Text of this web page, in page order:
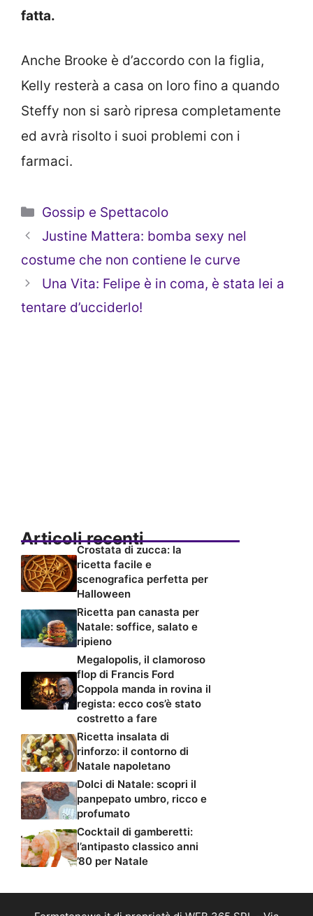
fatta.
Anche Brooke è d’accordo con la figlia,
Kelly resterà a casa on loro fino a quando
Steffy non si sarò ripresa completamente
ed avrà risolto i suoi problemi con i
farmaci.
Categorie
Gossip e Spettacolo
Justine Mattera: bomba sexy nel
costume che non contiene le curve
Una Vita: Felipe è in coma, è stata lei a
tentare d’ucciderlo!
Articoli recenti
Crostata di zucca: la
ricetta facile e
scenografica perfetta per
Halloween
Ricetta pan canasta per
Natale: soffice, salato e
ripieno
Megalopolis, il clamoroso
flop di Francis Ford
Coppola manda in rovina il
regista: ecco cos’è stato
costretto a fare
Ricetta insalata di
rinforzo: il contorno di
Natale napoletano
Dolci di Natale: scopri il
panpepato umbro, ricco e
profumato
Cocktail di gamberetti:
l’antipasto classico anni
’80 per Natale